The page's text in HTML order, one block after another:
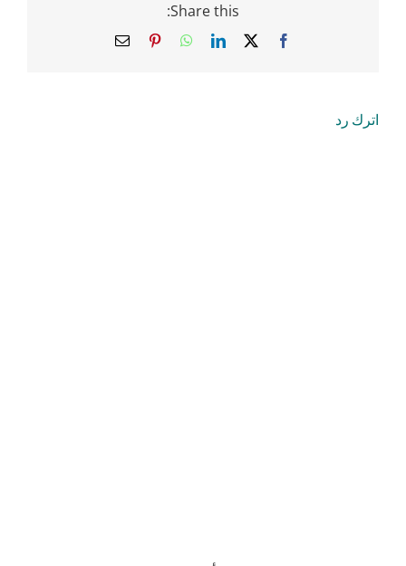
Share this:
Facebook
X
LinkedIn
WhatsApp
Pinterest
Email
اترك رد